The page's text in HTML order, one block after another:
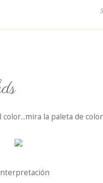
color...mira la paleta de